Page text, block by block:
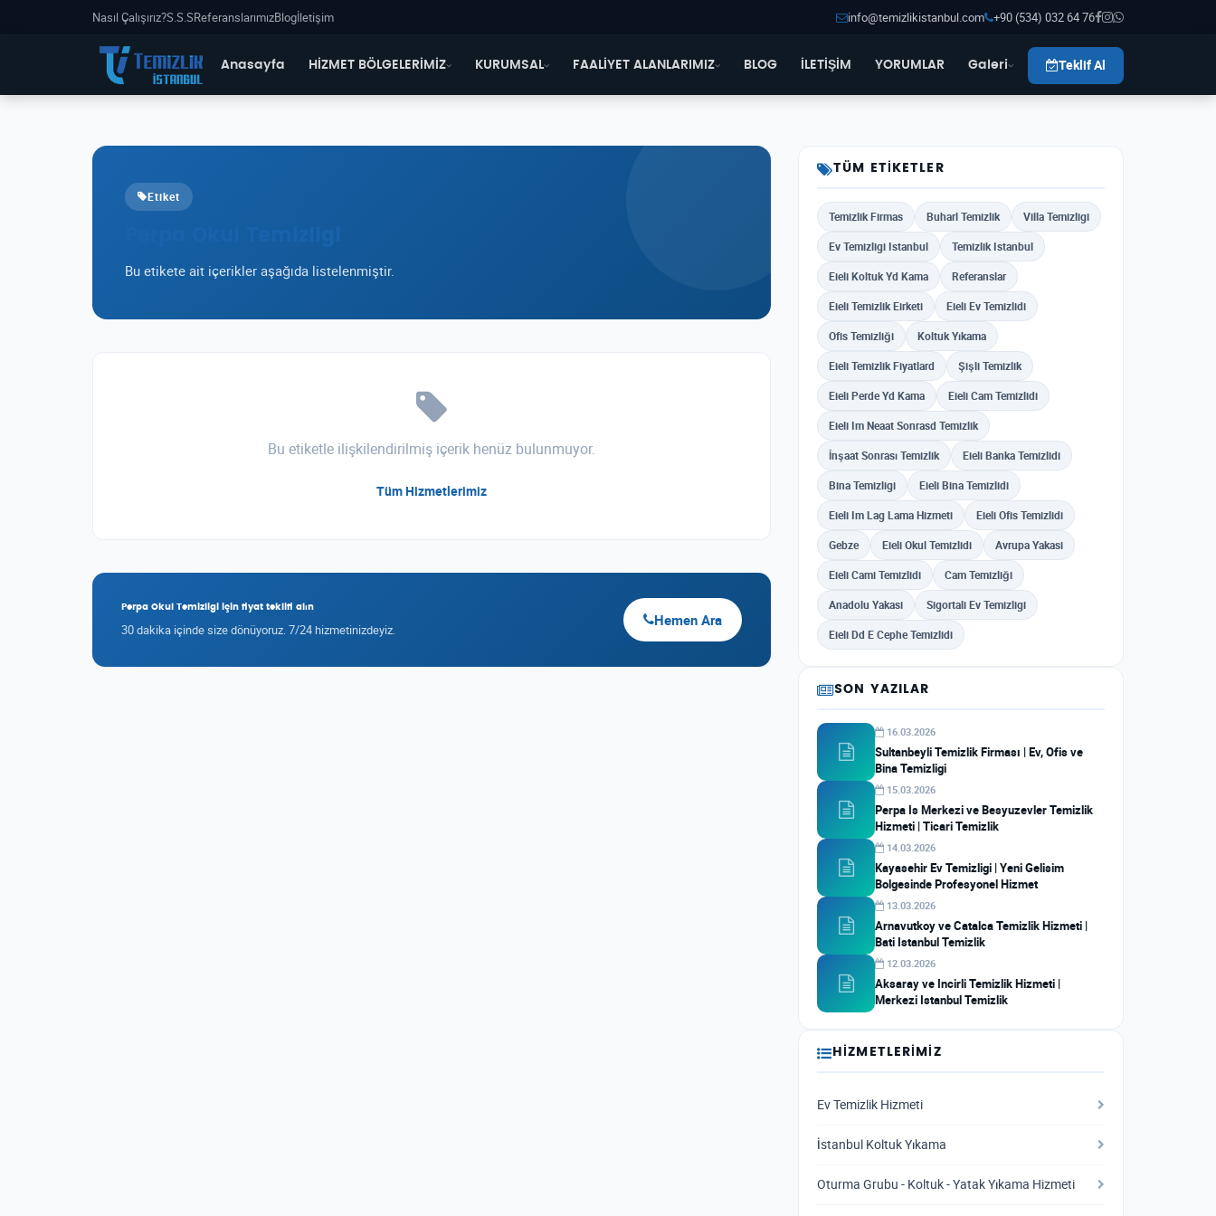
Nasıl Çalışırız?S.S.SReferanslarımızBlogİletişim info@temizlikistanbul.com +90 (534) 032 64 76
Anasayfa HİZMET BÖLGELERİMİZ KURUMSAL FAALİYET ALANLARIMIZ BLOG İLETİŞİM YORUMLAR Galeri Teklif Al
Etiket
Bu etikete ait içerikler aşağıda listelenmiştir.
Bu etiketle ilişkilendirilmiş içerik henüz bulunmuyor.
Tüm Hizmetlerimiz
Perpa Okul Temizligi için fiyat teklifi alın
30 dakika içinde size dönüyoruz. 7/24 hizmetinizdeyiz.
Hemen Ara
TÜM ETIKETLER
Temizlik Firmas Buharl Temizlik Villa Temizligi
Ev Temizligi Istanbul Temizlik Istanbul
Eieli Koltuk Yd Kama Referanslar
Eieli Temizlik Eirketi Eieli Ev Temizlidi
Ofis Temizliği Koltuk Yıkama
Eieli Temizlik Fiyatlard Şişli Temizlik
Eieli Perde Yd Kama Eieli Cam Temizlidi
Eieli Im Neaat Sonrasd Temizlik
İnşaat Sonrası Temizlik Eieli Banka Temizlidi
Bina Temizligi Eieli Bina Temizlidi
Eieli Im Lag Lama Hizmeti Eieli Ofis Temizlidi
Gebze Eieli Okul Temizlidi Avrupa Yakasi
Eieli Cami Temizlidi Cam Temizliği
Anadolu Yakasi Sigortali Ev Temizligi
Eieli Dd E Cephe Temizlidi
SON YAZILAR
16.03.2026
Sultanbeyli Temizlik Firması | Ev, Ofis ve
Bina Temizligi
15.03.2026
Perpa Is Merkezi ve Besyuzevler Temizlik
Hizmeti | Ticari Temizlik
14.03.2026
Kayasehir Ev Temizligi | Yeni Gelisim
Bolgesinde Profesyonel Hizmet
13.03.2026
Arnavutkoy ve Catalca Temizlik Hizmeti |
Bati Istanbul Temizlik
12.03.2026
Aksaray ve Incirli Temizlik Hizmeti |
Merkezi Istanbul Temizlik
HIZMETLERIMIZ
Ev Temizlik Hizmeti
İstanbul Koltuk Yıkama
Oturma Grubu - Koltuk - Yatak Yıkama Hizmeti